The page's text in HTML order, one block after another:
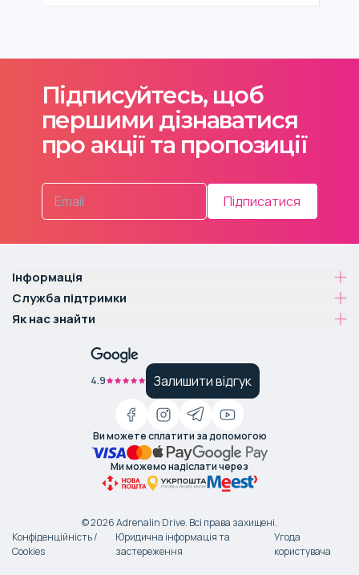
Підписуйтесь, щоб
першими дізнаватися
про акції та пропозиції
Підписатися
Інформація
Служба підтримки
Як нас знайти
4.9 Залишити відгук
Ви можете сплатити за допомогою
Ми можемо надіслати через
©2026Adrenalin Drive. Всі права захищені.
Конфіденційність /
Cookies
Юридична інформація та
застереження
Угода
користувача